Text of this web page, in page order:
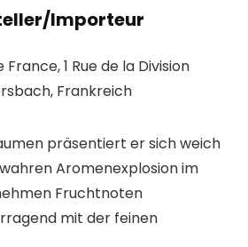
Importeur
1 Rue de la Division
Frankreich
präsentiert er sich weich
Aromenexplosion im
Fruchtnoten
mit der feinen